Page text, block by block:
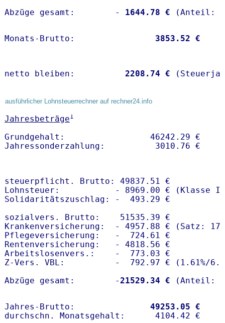
Abzüge gesamt:        -
1644.78 €
Monats-Brutto: 3853.52 €
netto bleiben: 2208.74 €
ausführlicher Lohnsteuerrechner auf rechner24.info
Jahresbeträge1
Grundgehalt:                 46242.29 €
steuerpflicht. Brutto: 49837.51 €
Lohnsteuer:           - 8969.00 € (Klasse I)
Solidaritätszuschlag: -  493.29 €
sozialvers. Brutto:    51535.39 €
Krankenversicherung:  - 4957.88 € (Satz:
Pflegeversicherung:   -  724.61 €
Rentenversicherung:   - 4818.56 €
Arbeitslosenvers.:    -  773.03 €
Z-Vers. VBL:          -  792.97 € ( 1.61%/
Abzüge gesamt:        -21529.34 €
Jahres-Brutto: 49253.05 €